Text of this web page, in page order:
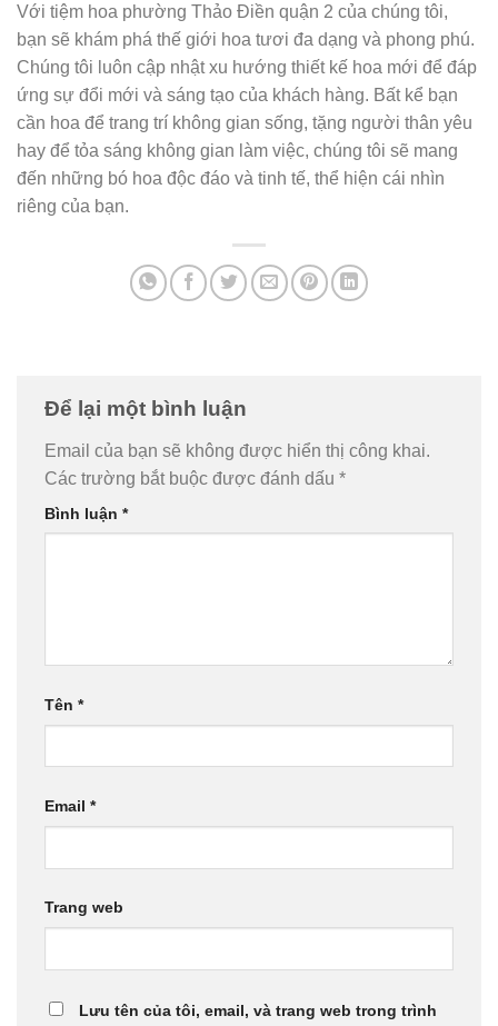
Với tiệm hoa phường Thảo Điền quận 2 của chúng tôi,
bạn sẽ khám phá thế giới hoa tươi đa dạng và phong phú.
Chúng tôi luôn cập nhật xu hướng thiết kế hoa mới để đáp
ứng sự đổi mới và sáng tạo của khách hàng. Bất kể bạn
cần hoa để trang trí không gian sống, tặng người thân yêu
hay để tỏa sáng không gian làm việc, chúng tôi sẽ mang
đến những bó hoa độc đáo và tinh tế, thể hiện cái nhìn
riêng của bạn.
Để lại một bình luận
Email của bạn sẽ không được hiển thị công khai.
Các trường bắt buộc được đánh dấu *
Bình luận *
Tên *
Email *
Trang web
Lưu tên của tôi, email, và trang web trong trình